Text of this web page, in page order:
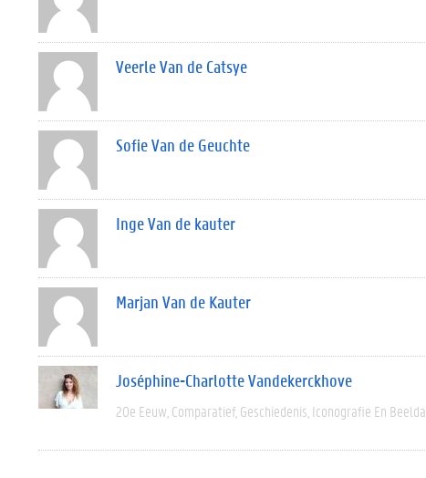
Veerle Van de Catsye
Sofie Van de Geuchte
Inge Van de kauter
Marjan Van de Kauter
Joséphine-Charlotte Vandekerckhove
20e Eeuw Comparatief Geschiedenis Iconografie En